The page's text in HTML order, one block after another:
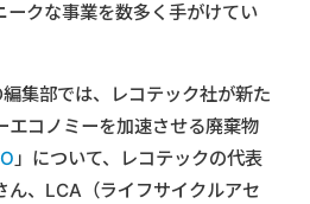
ークな事業を数多く手がけてい
集部では、レコテック社が新た
エコノミーを加速させる廃棄物
」について、レコテックの代表
ん、LCA（ライフサイクルアセ